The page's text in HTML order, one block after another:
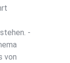
-
von